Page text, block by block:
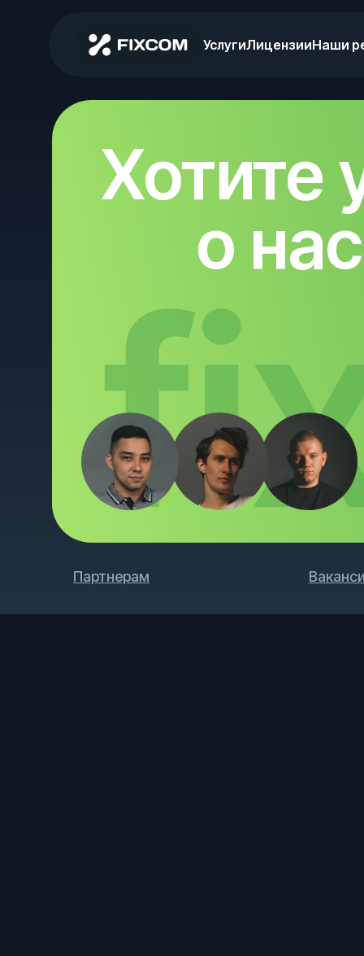
УслугиЛицензииНаши
Хотите
о
Партнерам